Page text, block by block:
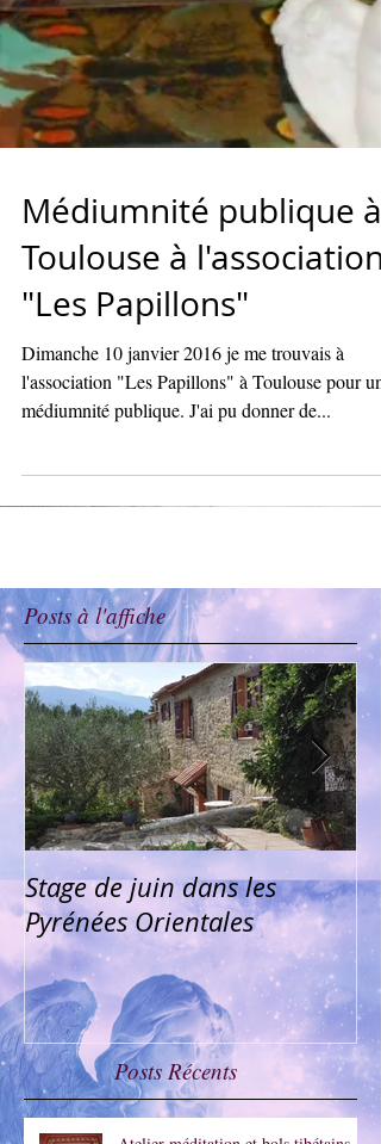
Médiumnité publique à
Toulouse à l'association
"Les Papillons"
Dimanche 10 janvier 2016 je me trouvais à
l'association "Les Papillons" à Toulouse pour une
Posts à l'affiche
Stage de juin dans les
Pyrénées Orientales
Posts Récents